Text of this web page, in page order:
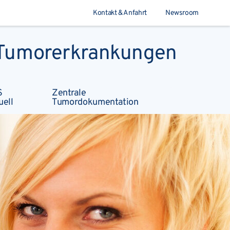
Kontakt & Anfahrt Newsroom
Zentrale
Tumordokumentation
Suchen